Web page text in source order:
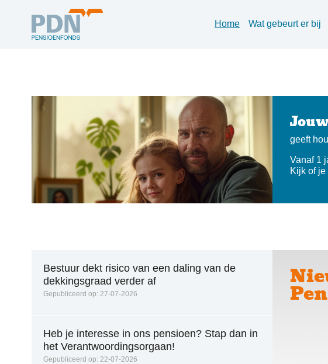
Home Wat gebeurt er bij
geeft
Vanaf 1
Kijk of
Bestuur dekt risico van een daling van de
Gepubliceerd op: 27-07-2026
Heb je interesse in ons pensioen? Stap dan in
Gepubliceerd op: 22-07-2026